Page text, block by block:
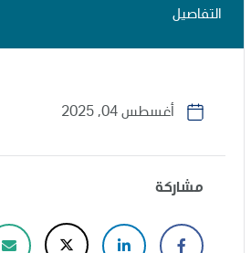
التفاصيل
أغسطس 04, 2025
مشاركة